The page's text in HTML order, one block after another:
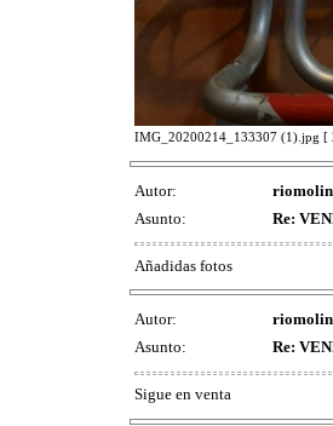
IMG_20200214_133307 (1).jpg [
Autor: riomolin
Asunto:
Re:
Añadidas fotos
Autor: riomolin
Asunto:
Re:
Sigue en venta